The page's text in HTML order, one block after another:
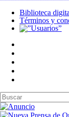
Biblioteca
Términos y